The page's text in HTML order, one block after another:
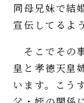
同母兄妹で結
宣伝してるよ
そこでその
皇と孝徳天皇
います。こう